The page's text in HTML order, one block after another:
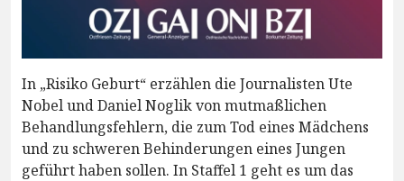
In „Risiko Geburt“ erzählen die Journalisten Ute
Nobel und Daniel Noglik von mutmaßlichen
Behandlungsfehlern, die zum Tod eines Mädchens
und zu schweren Behinderungen eines Jungen
geführt haben sollen. In Staffel 1 geht es um das